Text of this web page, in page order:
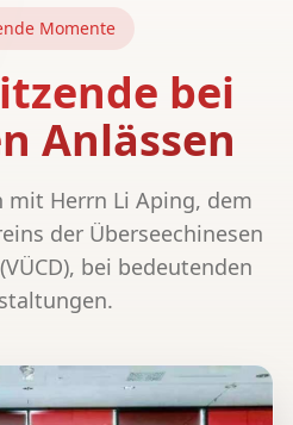
Momente
bei
Anlässen
mit Herrn Li Aping, dem
der Überseechinesen
bei bedeutenden